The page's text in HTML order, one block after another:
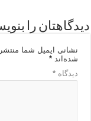
دیدگاهتان را
نشانی ایمیل شما
شده‌اند*
دیدگاه*